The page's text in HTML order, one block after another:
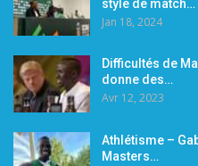
style de match…
Jan 18, 2024
Difficultés de
donne des…
Avr 12, 2023
Athlétisme –
Masters…